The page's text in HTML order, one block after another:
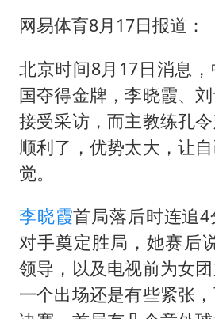
全民健身事
老挝国会主
《欢迎来龙
白海豚将正
酒店回应
黄金牛市回
杭州全市有
网易体育8月17日报道：
北京时间8月17日消息
国夺得金牌，李晓霞、
接受采访，而主教练孔
顺利了，优势太大，让
觉。
李晓霞首局落后时连追
对手奠定胜局，她赛后
领导，以及电视前为女
一个出场还是有些紧张